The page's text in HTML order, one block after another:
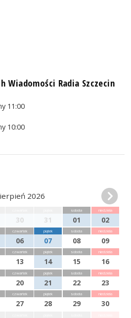
Wiadomości Radia Szczecin
11:00
10:00
2026
30 31
sobota
01
niedziela
02
czwartek
06
piątek
07
sobota
08
niedziela
09
czwartek
13
piątek
14
sobota
15
niedziela
16
czwartek
20
piątek
21
sobota
22
niedziela
23
czwartek
27
piątek
28
sobota
29
niedziela
30